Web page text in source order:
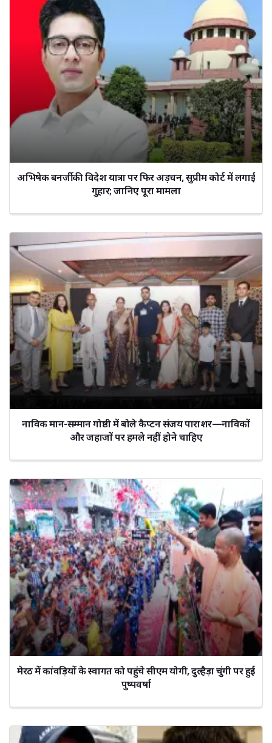
अभिषेक बनर्जी की विदेश यात्रा पर फिर अड़चन, सुप्रीम कोर्ट में लगाई
गुहार; जानिए पूरा मामला
नाविक मान-सम्मान गोष्ठी में बोले कैप्टन संजय पाराशर—नाविकों
और जहाजों पर हमले नहीं होने चाहिए
मेरठ में कांवड़ियों के स्वागत को पहुंचे सीएम योगी, दुल्हैड़ा चुंगी पर हुई
पुष्पवर्षा